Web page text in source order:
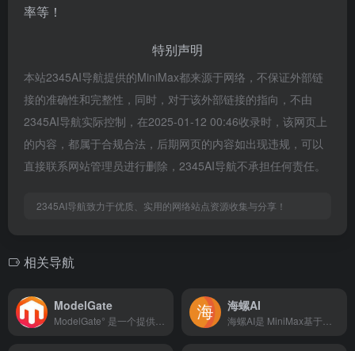
率等！
特别声明
本站2345AI导航提供的MiniMax都来源于网络，不保证外部链
接的准确性和完整性，同时，对于该外部链接的指向，不由
2345AI导航实际控制，在2025-01-12 00:46收录时，该网页上
的内容，都属于合规合法，后期网页的内容如出现违规，可以
直接联系网站管理员进行删除，2345AI导航不承担任何责任。
2345AI导航致力于优质、实用的网络站点资源收集与分享！
相关导航
ModelGate 海螺AI